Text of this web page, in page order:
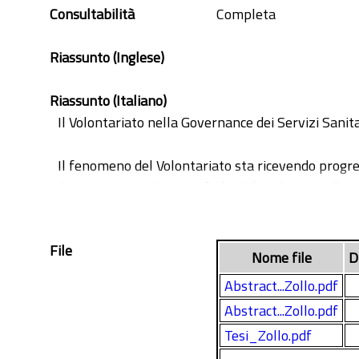
structural equation
Consultabilità
Completa
Riassunto (Inglese)
Riassunto (Italiano)
Il Volontariato nella Governance dei Servizi
Il fenomeno del Volontariato sta ricevendo
Organizzazioni Non-profit (NPO) svolgono
far fronte ai cosiddetti ‘fallimenti’ dello Stato
rappresentato dalle Istituzioni Governative
Nella presente ricerca il fenomeno del
corrispondono alle tre sezioni della tesi di
standard di riferimento ed eccellenza per
(Servizio 118). Infatti, il Terzo Settore toscano
File Nome file
Abstract...Zollo.pdf
Abstract...Zollo.pdf
Tesi_Zollo.pdf